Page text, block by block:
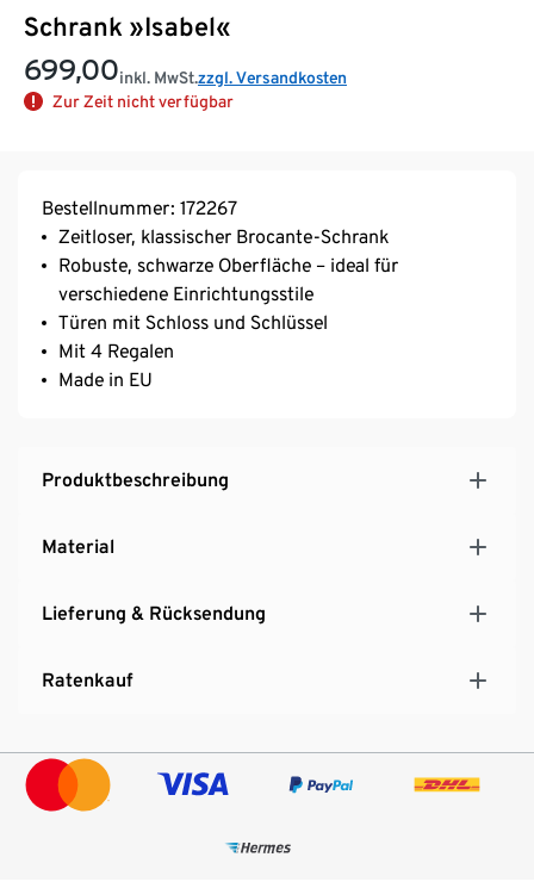
Schrank »Isabel«
699,00inkl. MwSt.zzgl. Versandkosten
Zur Zeit nicht verfügbar
Bestellnummer: 172267
Zeitloser, klassischer Brocante-Schrank
Robuste, schwarze Oberfläche – ideal für
verschiedene Einrichtungsstile
Türen mit Schloss und Schlüssel
Mit 4 Regalen
Made in EU
Produktbeschreibung
Material
Lieferung & Rücksendung
Ratenkauf